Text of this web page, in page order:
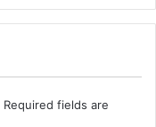
Required fields are